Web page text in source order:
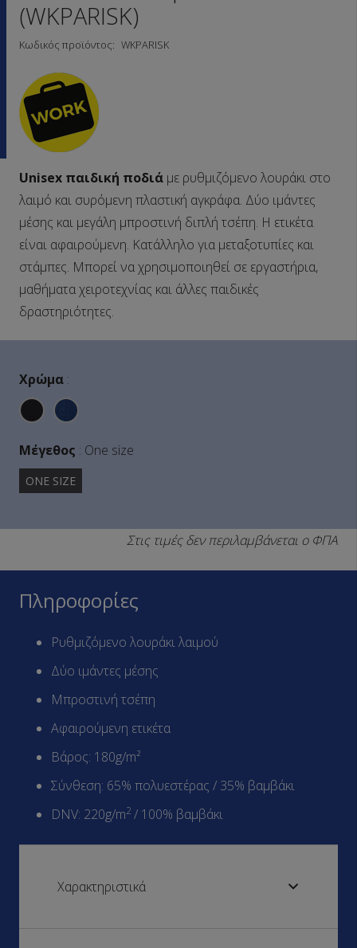
(WKPARISK)
Κωδικός προϊόντος: WKPARISK
Unisex παιδική ποδιά με ρυθμιζόμενο λουράκι στο
λαιμό και συρόμενη πλαστική αγκράφα. Δύο ιμάντες
μέσης και μεγάλη μπροστινή διπλή τσέπη. Η ετικέτα
είναι αφαιρούμενη. Κατάλληλο για μεταξοτυπίες και
στάμπες. Μπορεί να χρησιμοποιηθεί σε εργαστήρια,
μαθήματα χειροτεχνίας και άλλες παιδικές
δραστηριότητες.
Χρώμα :
Μέγεθος : One size
ONE SIZE
Στις τιμές δεν περιλαμβάνεται ο ΦΠΑ
Πληροφορίες
Ρυθμιζόμενο λουράκι λαιμού
Δύο ιμάντες μέσης
Μπροστινή τσέπη
Αφαιρούμενη ετικέτα
Βάρος: 180g/m²
Σύνθεση: 65% πολυεστέρας / 35% βαμβάκι
DNV: 220g/m2 / 100% βαμβάκι
Χαρακτηριστικά